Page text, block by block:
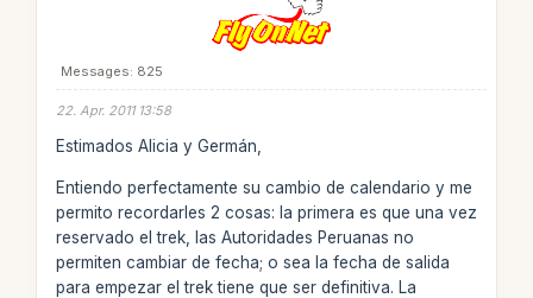
Messages: 825
22. Apr. 2011 13:58
Estimados Alicia y Germán,
Entiendo perfectamente su cambio de calendario y me
permito recordarles 2 cosas: la primera es que una vez
reservado el trek, las Autoridades Peruanas no
permiten cambiar de fecha; o sea la fecha de salida
para empezar el trek tiene que ser definitiva. La